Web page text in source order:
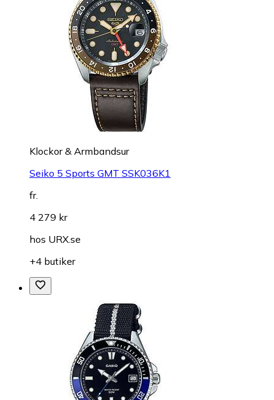
Klockor & Armbandsur
Seiko 5 Sports GMT SSK036K1
fr.
4 279 kr
hos URX.se
+4 butiker